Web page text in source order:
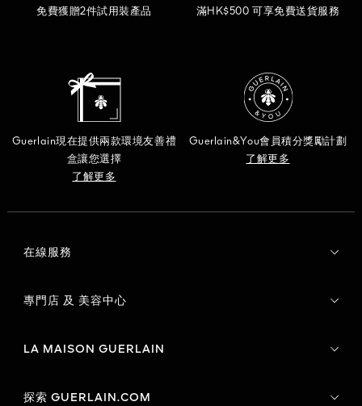
免費獲贈2件試用裝產品 滿HK$500 可享免費送貨服務
Guerlain現在提供兩款環境友善禮
盒讓您選擇
了解更多
Guerlain&You會員積分獎勵計劃
了解更多
在線服務
專門店 及 美容中心
LA MAISON GUERLAIN
探索 GUERLAIN.COM